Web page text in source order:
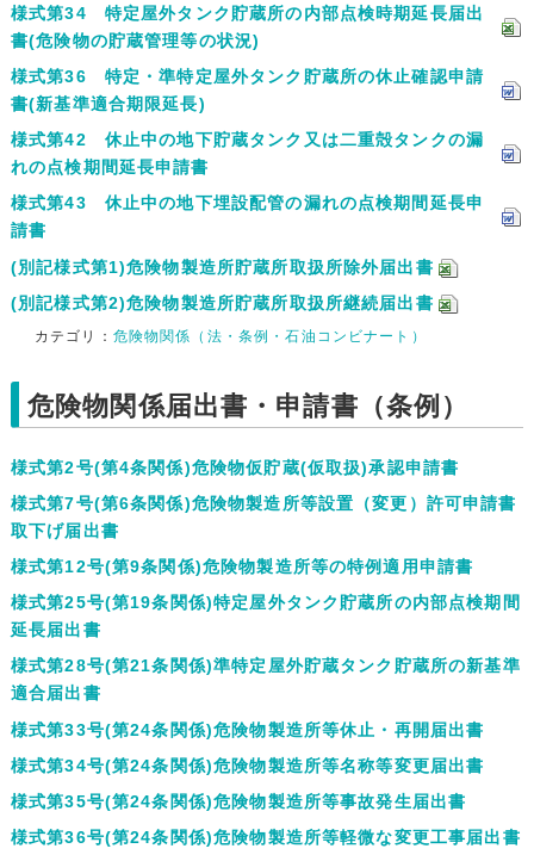
様式第34 特定屋外タンク貯蔵所の内部点検時期延長届出
書(危険物の貯蔵管理等の状況)
様式第36 特定・準特定屋外タンク貯蔵所の休止確認申請
書(新基準適合期限延長)
様式第42 休止中の地下貯蔵タンク又は二重殻タンクの漏
れの点検期間延長申請書
様式第43 休止中の地下埋設配管の漏れの点検期間延長申
請書
(別記様式第1)危険物製造所貯蔵所取扱所除外届出書
(別記様式第2)危険物製造所貯蔵所取扱所継続届出書
カテゴリ： 危険物関係（法・条例・石油コンビナート）
危険物関係届出書・申請書（条例）
様式第2号(第4条関係)危険物仮貯蔵(仮取扱)承認申請書
様式第7号(第6条関係)危険物製造所等設置（変更）許可申請書
取下げ届出書
様式第12号(第9条関係)危険物製造所等の特例適用申請書
様式第25号(第19条関係)特定屋外タンク貯蔵所の内部点検期間
延長届出書
様式第28号(第21条関係)準特定屋外貯蔵タンク貯蔵所の新基準
適合届出書
様式第33号(第24条関係)危険物製造所等休止・再開届出書
様式第34号(第24条関係)危険物製造所等名称等変更届出書
様式第35号(第24条関係)危険物製造所等事故発生届出書
様式第36号(第24条関係)危険物製造所等軽微な変更工事届出書